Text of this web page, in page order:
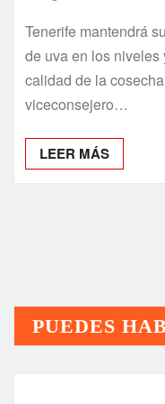
Tenerife mantendrá
de uva en los niveles
calidad de la
viceconsejero…
LEER MÁS
entradas
PUEDES